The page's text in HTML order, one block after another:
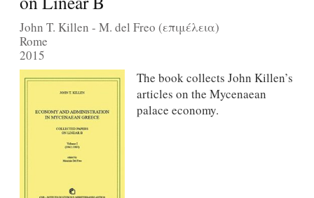
John T. Killen - M. del Freo (επιμέλεια)
Rome
2015
The book collects John Killen’s
articles on the Mycenaean
palace economy.